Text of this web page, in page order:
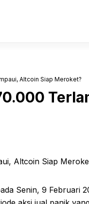
Altcoin Siap Meroket?
Senin, 9 Februari